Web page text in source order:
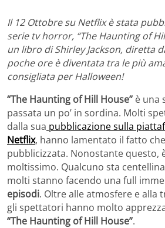
Il 12 Ottobre su Netflix è stata
serie tv horror, “The Haunting of
un libro di Shirley Jackson, diretta
poche ore è diventata tra le più
consigliata per Halloween!
“The Haunting of Hill House” è una
passata un po’ in sordina. Molti
dalla sua pubblicazione sulla
Netflix, hanno lamentato il fatto
pubblicizzata. Nonostante questo,
moltissimo. Qualcuno sta
molti stanno facendo una full
episodi. Oltre alle atmosfere e alla
gli spettatori hanno molto
“The Haunting of Hill House”.